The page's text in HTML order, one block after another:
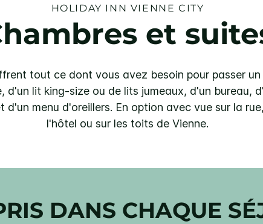
HOLIDAY INN VIENNE CITY
et
tout ce dont vous avez besoin pour passer un
d'un lit king-size ou de lits jumeaux, d'un bureau,
menu d'oreillers. En option avec vue sur la
l'hôtel ou sur les toits de Vienne.
DANS CHAQUE